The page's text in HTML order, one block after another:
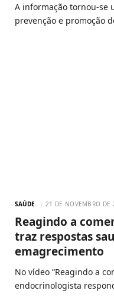
A informação tornou-se
prevenção e promoção
SAÚDE 21 DE NOVEMBRO DE
Reagindo a
traz respostas
emagrecimento
No vídeo “Reagindo a
endocrinologista